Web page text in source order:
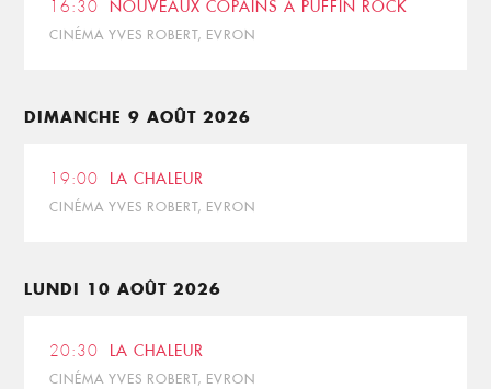
16:30 NOUVEAUX COPAINS À PUFFIN ROCK
CINÉMA YVES ROBERT, EVRON
DIMANCHE 9 AOÛT 2026
19:00 LA CHALEUR
CINÉMA YVES ROBERT, EVRON
LUNDI 10 AOÛT 2026
20:30 LA CHALEUR
CINÉMA YVES ROBERT, EVRON